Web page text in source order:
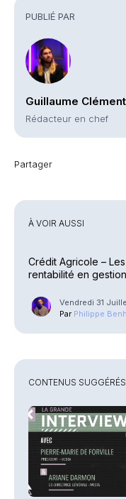
PUBLIÉ PAR
Guillaume Clément
Rédacteur en chef
Partager
À VOIR AUSSI
Crédit Agricole –
rentabilité en
Vendredi 31
Par Philippe
CONTENUS SUGGÉRÉS